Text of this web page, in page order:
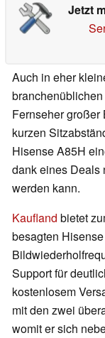
Jetzt
Auch in eher
Fernseher
kurzen
Hisense A85H
dank eines Deals
werden kann.
Kaufland bietet
besagten
Support für
kostenlosem
mit den zwei
womit er sich